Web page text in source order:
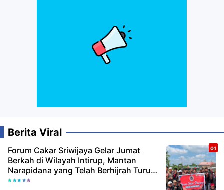
Berita Viral
Forum Cakar Sriwijaya Gelar Jumat
Berkah di Wilayah Intirup, Mantan
Narapidana yang Telah Berhijrah Turut
Berbagi Kebaikan